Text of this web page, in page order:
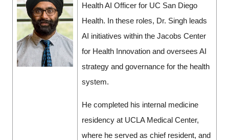
Health AI Officer for UC San Diego
Health. In these roles, Dr. Singh leads
AI initiatives within the Jacobs Center
for Health Innovation and oversees AI
strategy and governance for the health
system.
He completed his internal medicine
residency at UCLA Medical Center,
where he served as chief resident, and